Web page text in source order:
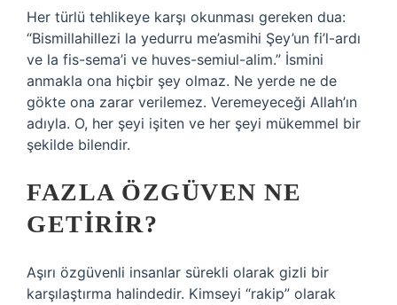
Her türlü tehlikeye karşı okunması gereken dua:
“Bismillahillezi la yedurru me’asmihi Şey’un fi’l-ardı
ve la fis-sema’i ve huves-semiul-alim.” İsmini
anmakla ona hiçbir şey olmaz. Ne yerde ne de
gökte ona zarar verilemez. Veremeyeceği Allah’ın
adıyla. O, her şeyi işiten ve her şeyi mükemmel bir
şekilde bilendir.
FAZLA ÖZGÜVEN NE
GETIRIR?
Aşırı özgüvenli insanlar sürekli olarak gizli bir
karşılaştırma halindedir. Kimseyi “rakip” olarak